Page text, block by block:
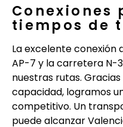
tiempos de
La excelente conexión
AP-7 y la carretera N-
nuestras rutas.
capacidad, logramos
competitivo. Un
puede alcanzar